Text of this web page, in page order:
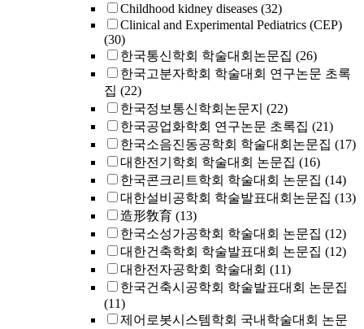
Childhood kidney diseases (32)
Clinical and Experimental Pediatrics (CEP)
(30)
한국통신학회 학술대회논문집 (26)
한국고분자학회 학술대회 연구논문 초록
집 (22)
한국정보통신학회논문지 (22)
한국공업화학회 연구논문 초록집 (21)
한국소음진동공학회 학술대회논문집 (17)
대한전기학회 학술대회 논문집 (16)
한국콘크리트학회 학술대회 논문집 (14)
대한설비공학회 학술발표대회논문집 (13)
造形敎育 (13)
한국소성가공학회 학술대회 논문집 (12)
대한건축학회 학술발표대회 논문집 (12)
대한전자공학회 학술대회 (11)
한국건축시공학회 학술발표대회 논문집
(11)
제어로봇시스템학회 국내학술대회 논문